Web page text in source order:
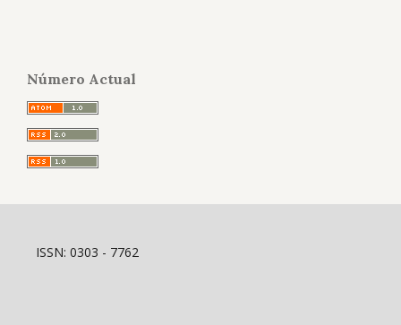
Número Actual
ISSN: 0303 - 7762